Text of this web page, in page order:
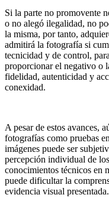
Si la parte no promovente
o no alegó ilegalidad, no
la misma, por tanto,
admitirá la fotografía si
tecnicidad y de control,
proporcionar el negativo o
fidelidad, autenticidad y
conexidad.
A pesar de estos avances,
fotografías como pruebas
imágenes puede ser
percepción individual de
conocimientos técnicos en
puede dificultar la
evidencia visual presentada.